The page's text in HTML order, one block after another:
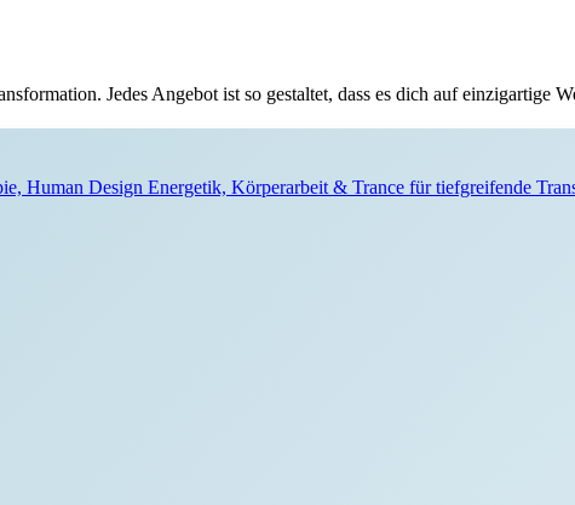
Jedes Angebot ist so gestaltet, dass es dich auf einzigartige
Human Design Energetik, Körperarbeit & Trance für tiefgreifende